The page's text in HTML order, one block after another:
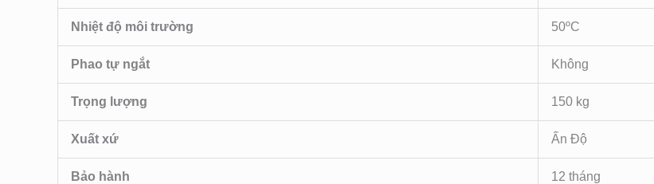
Nhiệt độ môi trường 50ºC
Phao tự ngắt Không
Trọng lượng 150 kg
Xuất xứ Ấn Độ
Bảo hành 12 tháng